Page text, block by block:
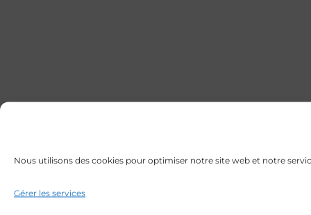
Nous utilisons des cookies pour optimiser notre site web et notre
Gérer les services